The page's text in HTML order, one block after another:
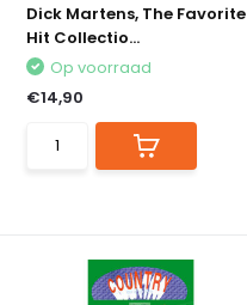
Dick Martens, The Favorite
Hit Collectio...
Op voorraad
€14,90